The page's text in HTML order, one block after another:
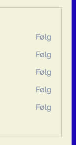
Følg
Følg
Følg
Følg
Følg